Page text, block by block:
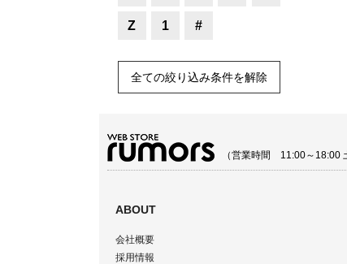
Z 1 #
全ての絞り込み条件を解除
（営業時間 11:00～18:00
ABOUT
会社概要
採用情報